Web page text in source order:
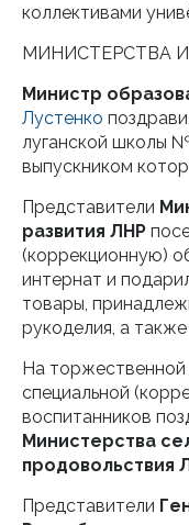
коллективами
МИНИСТЕРСТВА
Министр
Лустенко
луганской школы
выпускником
Представители
развития ЛНР
(коррекционную)
интернат и
товары,
рукоделия, а
На торжественной
специальной
воспитанников
Министерства
продовольствия
Представители